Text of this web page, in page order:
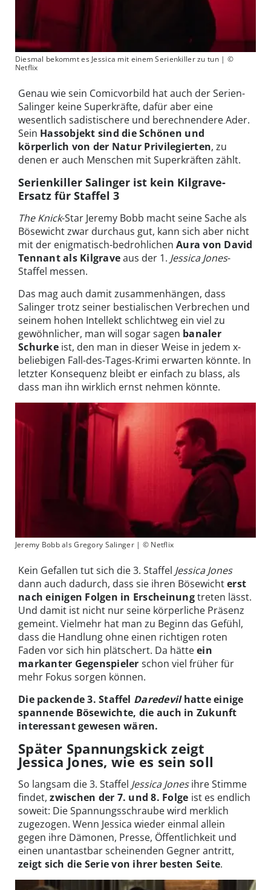
Diesmal bekommt es Jessica mit einem Serienkiller zu tun | ©
Netflix
Genau wie sein Comicvorbild hat auch der Serien-
Salinger keine Superkräfte, dafür aber eine
wesentlich sadistischere und berechnendere Ader.
Sein Hassobjekt sind die Schönen und
körperlich von der Natur Privilegierten, zu
denen er auch Menschen mit Superkräften zählt.
Serienkiller Salinger ist kein Kilgrave-
Ersatz für Staffel 3
The Knick-Star Jeremy Bobb macht seine Sache als
Bösewicht zwar durchaus gut, kann sich aber nicht
mit der enigmatisch-bedrohlichen Aura von David
Tennant als Kilgraveaus der 1. Jessica Jones-
Staffel messen.
Das mag auch damit zusammenhängen, dass
Salinger trotz seiner bestialischen Verbrechen und
seinem hohen Intellekt schlichtweg ein viel zu
gewöhnlicher, man will sogar sagen banaler
Schurke ist, den man in dieser Weise in jedem x-
beliebigen Fall-des-Tages-Krimi erwarten könnte. In
letzter Konsequenz bleibt er einfach zu blass, als
dass man ihn wirklich ernst nehmen könnte.
Jeremy Bobb als Gregory Salinger | © Netflix
Kein Gefallen tut sich die 3. Staffel Jessica Jones
dann auch dadurch, dass sie ihren Bösewichterst
nach einigen Folgen in Erscheinungtreten lässt.
Und damit ist nicht nur seine körperliche Präsenz
gemeint. Vielmehr hat man zu Beginn das Gefühl,
dass die Handlung ohne einen richtigen roten
Faden vor sich hin plätschert. Da hätteein
markanter Gegenspieler schon viel früher für
mehr Fokus sorgen können.
Die packende 3. Staffel Daredevilhatte einige
spannende Bösewichte, die auch in Zukunft
interessant gewesen wären.
Später Spannungskick zeigt
Jessica Jones, wie es sein soll
So langsam die 3. Staffel Jessica Jonesihre Stimme
findet, zwischen der 7. und 8. Folge ist es endlich
soweit: Die Spannungsschraube wird merklich
zugezogen. Wenn Jessica wieder einmal allein
gegen ihre Dämonen, Presse, Öffentlichkeit und
einen unantastbar scheinenden Gegner antritt,
zeigt sich die Serie von ihrer besten Seite.